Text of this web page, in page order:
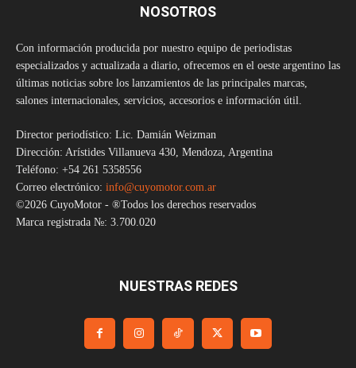
NOSOTROS
Con información producida por nuestro equipo de periodistas
especializados y actualizada a diario, ofrecemos en el oeste argentino las
últimas noticias sobre los lanzamientos de las principales marcas,
salones internacionales, servicios, accesorios e información útil.
Director periodístico: Lic. Damián Weizman
Dirección: Arístides Villanueva 430, Mendoza, Argentina
Teléfono: +54 261 5358556
Correo electrónico: info@cuyomotor.com.ar
©2026 CuyoMotor - ®Todos los derechos reservados
Marca registrada №: 3.700.020
NUESTRAS REDES